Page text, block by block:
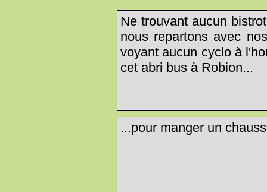
Ne trouvant aucun
nous repartons avec
voyant aucun cyclo à
cet abri bus à Robion...
...pour manger un